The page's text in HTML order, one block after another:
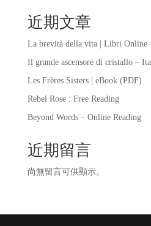
近期文章
La brevità della vita | Libri Online
Il grande ascensore di cristallo –
Les Frères Sisters | eBook (PDF)
Rebel Rose : Free Reading
Beyond Words – Online Reading
近期留言
尚無留言可供顯示。